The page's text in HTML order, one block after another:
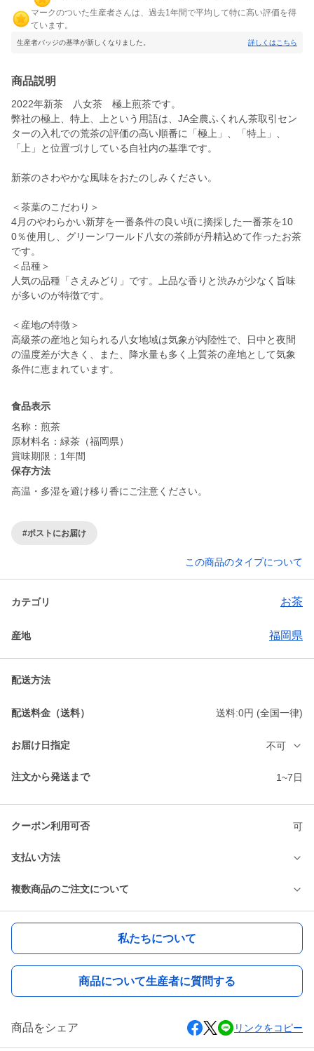
マークのついた生産者さんは、過去1年間で平均して特に高い評価を得
ています。
生産者バッジの基準が新しくなりました。 詳しくはこちら
商品説明
2022年新茶 八女茶 極上煎茶です。
弊社の極上、特上、上という用語は、JA全農ふくれん茶取引セン
ターの入札での荒茶の評価の高い順番に「極上」、「特上」、
「上」と位置づけしている自社内の基準です。
新茶のさわやかな風味をおたのしみください。
＜茶葉のこだわり＞
4月のやわらかい新芽を一番条件の良い頃に摘採した一番茶を10
0％使用し、グリーンワールド八女の茶師が丹精込めて作ったお茶
です。
＜品種＞
人気の品種「さえみどり」です。上品な香りと渋みが少なく旨味
が多いのが特徴です。
＜産地の特徴＞
高級茶の産地と知られる八女地域は気象が内陸性で、日中と夜間
の温度差が大きく、また、降水量も多く上質茶の産地として気象
食品表示
名称：煎茶
原材料名：緑茶（福岡県）
保存方法
高温・多湿を避け移り香にご注意ください。
#ポストにお届け
この商品のタイプについて
カテゴリ お茶
産地 福岡県
配送方法
配送料金（送料） 送料:0円 (全国一律)
お届け日指定 不可
注文から発送まで 1~7日
クーポン利用可否 可
支払い方法
複数商品のご注文について
私たちについて
商品について生産者に質問する
商品をシェア リンクをコピー